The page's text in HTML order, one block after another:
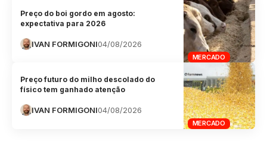
MERCADO
Preço do boi gordo em agosto:
expectativa para 2026
IVAN FORMIGONI04/08/2026
MERCADO
Preço futuro do milho descolado do
físico tem ganhado atenção
IVAN FORMIGONI04/08/2026